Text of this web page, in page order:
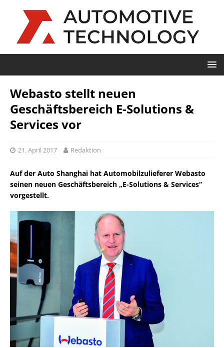
Webasto stellt neuen
Geschäftsbereich E-Solutions &
Services vor
21. April 2017 Redaktion
Auf der Auto Shanghai hat Automobilzulieferer Webasto
seinen neuen Geschäftsbereich „E-Solutions & Services“
vorgestellt.